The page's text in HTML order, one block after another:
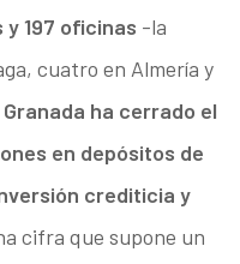
y 197 oficinas -la
cuatro en Almería y
ha cerrado el
en depósitos de
crediticia y
cifra que supone un